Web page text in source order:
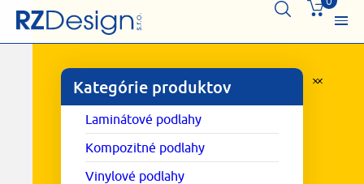
Kategórie produktov
Laminátové podlahy
Kompozitné podlahy
Vinylové podlahy